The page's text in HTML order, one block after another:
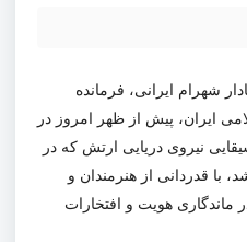
شهرام ایرانی، فرمانده
ایران، پیش از ظهر امروز در
نیروی دریایی ارتش که در
با قدردانی از هنرمندان و
هویت و افتخارات